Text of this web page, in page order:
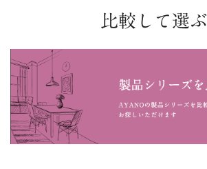
比較して選ぶ